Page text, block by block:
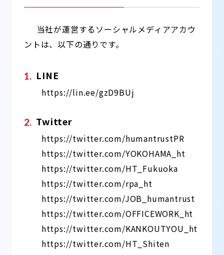
当社が運営するソーシャルメディアアカウ
ントは、以下の通りです。
LINE
https://lin.ee/gzD9BUj
Twitter
https://twitter.com/humantrustPR
https://twitter.com/YOKOHAMA_ht
https://twitter.com/HT_Fukuoka
https://twitter.com/rpa_ht
https://twitter.com/JOB_humantrust
https://twitter.com/OFFICEWORK_ht
https://twitter.com/KANKOUTYOU_ht
https://twitter.com/HT_Shiten